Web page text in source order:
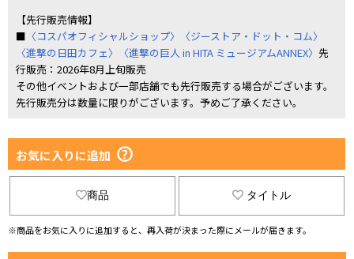
【先行販売情報】
■ 〈コスパオフィシャルショップ〉
〈ジーストア・ドット・コム〉
〈進撃の日田カフェ〉〈進撃の巨人 in HITA ミュージアムANNEX〉 先
行販売：2026年8月上旬販売
その他イベントおよび一部店舗でも先行販売する場合がございます。
先行販売分は数量に限りがございます。予めご了承ください。
お気に入りに追加
商品 タイトル
※商品をお気に入りに追加すると、再入荷が決まった際にメールが届きます。